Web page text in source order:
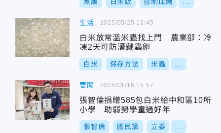
生活
白米放常溫米蟲找上門 農業部：冷
凍2天可防潛藏蟲卵
白米 保存方法 米蟲
2025/05/25 13:45
要聞
張智倫捐贈585包白米給中和區10所
小學 助弱勢學童過好年
張智倫 國民黨 立委
2025/01/16 15:57